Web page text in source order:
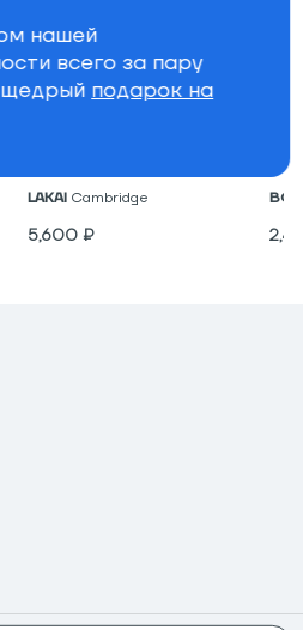
LAKAI Cambridge
5,600 ₽
нашей
всего за пару
щедрый подарок на